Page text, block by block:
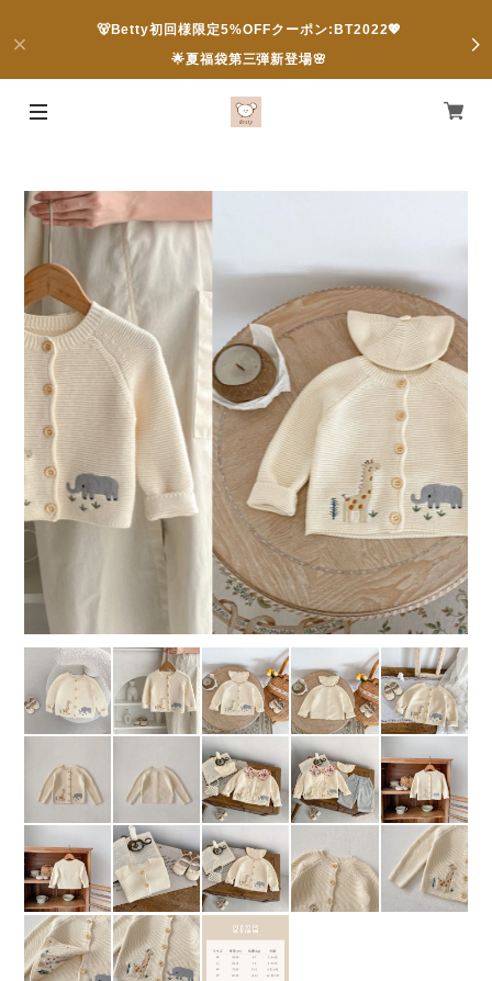
🐻Betty初回様限定5%OFFクーポン:BT2022💖
🌟夏福袋第三弾新登場🌸